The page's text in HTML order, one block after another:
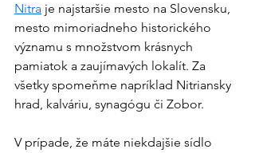
Nitra je najstaršie mesto na Slovensku,
mesto mimoriadneho historického
významu s množstvom krásnych
pamiatok a zaujímavých lokalít. Za
všetky spomeňme napríklad Nitriansky
hrad, kalváriu, synagógu či Zobor.
V prípade, že máte niekdajšie sídlo